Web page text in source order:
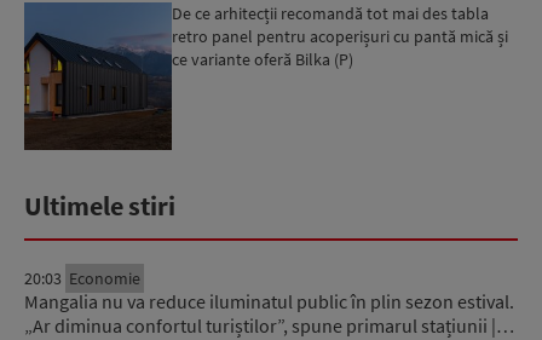
De ce arhitecții recomandă tot mai des tabla
retro panel pentru acoperișuri cu pantă mică și
ce variante oferă Bilka (P)
Ultimele stiri
20:03 Economie
Mangalia nu va reduce iluminatul public în plin sezon estival.
„Ar diminua confortul turiștilor”, spune primarul stațiunii |…